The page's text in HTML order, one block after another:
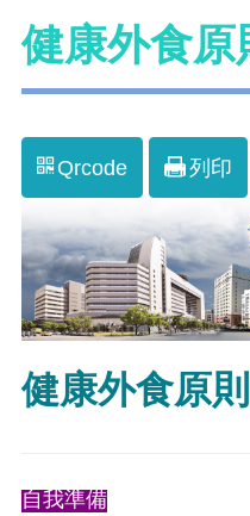
健康外食原
Qrcode 列印
健康外食原則
自我準備